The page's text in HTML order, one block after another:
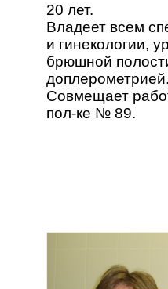
20 лет.
Владеет всем
и гинекологии,
брюшной
Совмещает
пол-ке № 89.